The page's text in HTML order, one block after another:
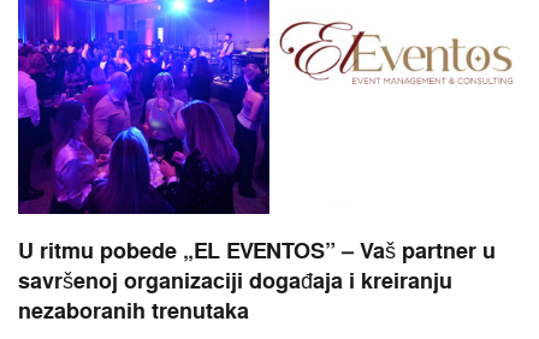
U ritmu pobede „EL EVENTOS” – Vaš partner u
savršenoj organizaciji događaja i kreiranju
nezaboranih trenutaka